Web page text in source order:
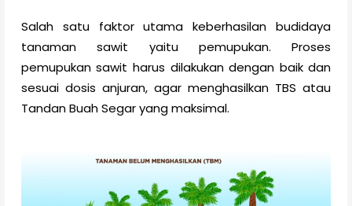
Salah satu faktor utama keberhasilan budidaya
tanaman sawit yaitu pemupukan. Proses
pemupukan sawit harus dilakukan dengan baik dan
sesuai dosis anjuran, agar menghasilkan TBS atau
Tandan Buah Segar yang maksimal.